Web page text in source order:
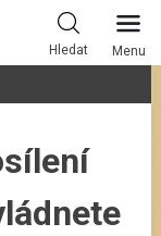
Hledat Menu